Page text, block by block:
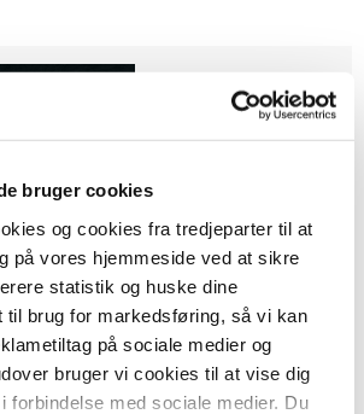
bruger cookies
og cookies fra tredjeparter til at
på vores hjemmeside ved at sikre
statistik og huske dine
brug for markedsføring, så vi kan
på sociale medier og
bruger vi cookies til at vise dig
forbindelse med sociale medier. Du
Saga
Henning Kirk